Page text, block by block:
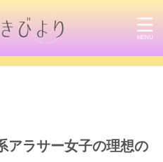
アラサー女子の理想の